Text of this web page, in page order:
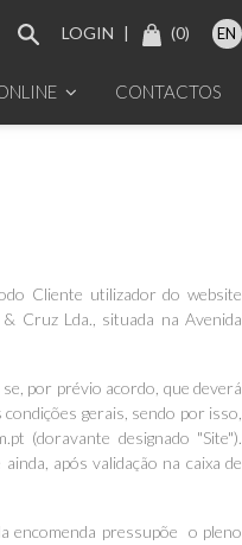
LOGIN | (0) EN
CONTACTOS
Cliente utilizador do website
Cruz Lda., situada na Avenida
por prévio acordo, que deverá
gerais, sendo por isso,
(doravante designado "Site").
após validação na caixa de
encomenda pressupõe o pleno